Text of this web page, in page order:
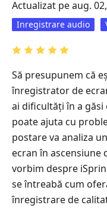
Actualizat pe aug.
Inregistrare audio
Să presupunem că
înregistrator de
ai dificultăți în a găsi
poate ajuta cu
postare va analiza
ecran în ascensiune
vorbim despre
se întreabă cum
înregistrare de